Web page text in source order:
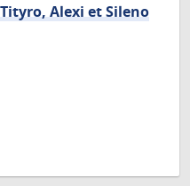
Alexi et Sileno